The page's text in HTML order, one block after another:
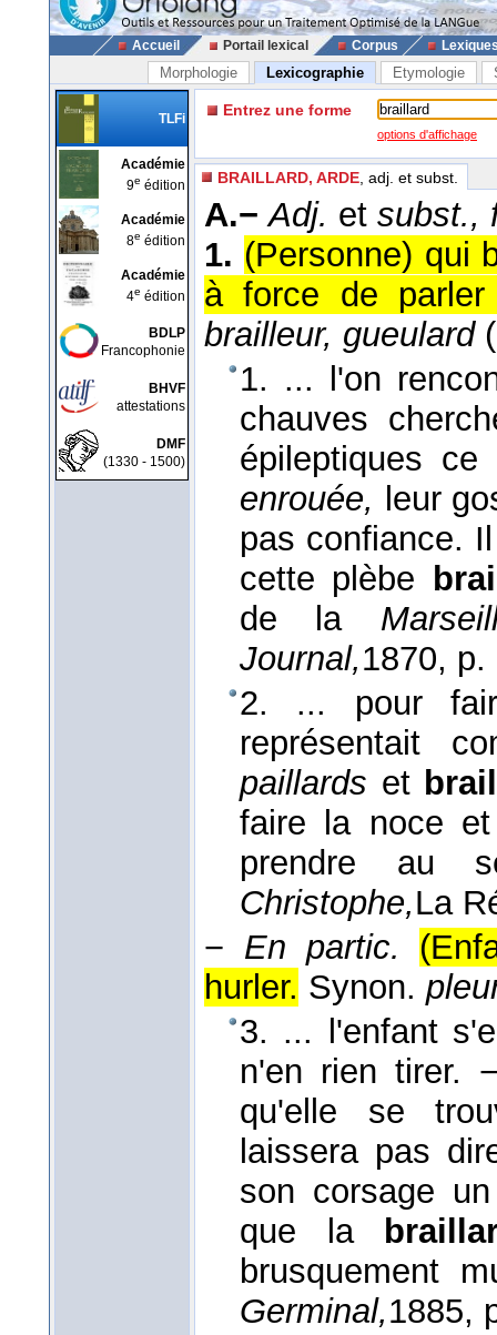
Accueil Portail lexical Corpus
Morphologie Lexicographie Etymologie
TLFi
Académie
9e édition
Académie
8e édition
Académie
4e édition
BDLP
Francophonie
BHVF
attestations
DMF
(1330 - 1500)
Entrez une forme
options d'affichage
BRAILLARD, ARDE , adj. et subst.
A.− Adj. et subst.,
1. (Personne) qui
à force de
brailleur, gueulard
1. ... l'on
chauves
épileptiques
enrouée,
leur
pas confiance.
cette plèbe
de la
Journal,1870, p.
2. ... pour
représentait
paillards et
faire la noce
prendre au
Christophe,La
− En partic.
hurler. Synon.
3. ... l'enfant
n'en rien tirer.
qu'elle se
laissera pas
son corsage
que la
brusquement
Germinal,1885,